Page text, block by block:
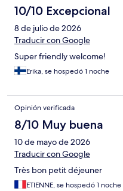
10/10 Excepcional
8 de julio de 2026
Traducir con Google
Super friendly welcome!
Erika, se hospedó 1 noche
Opinión verificada
8/10 Muy buena
10 de mayo de 2026
Traducir con Google
Très bon petit déjeuner
ETIENNE, se hospedó 1 noche